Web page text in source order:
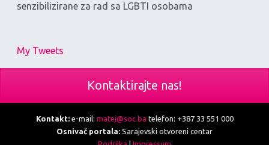
senzibilizirane za rad sa LGBTI osobama
My Tweets
Kontaktirajte nas!
Kontakt:e-mail: matej@soc.ba telefon: +387 33 551 000
Osnivač portala: Sarajevski otvoreni centar